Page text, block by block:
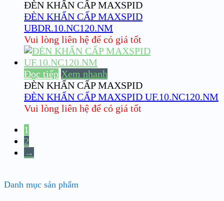
ĐÈN KHẨN CẤP MAXSPID
ĐÈN KHẨN CẤP MAXSPID
UBDR.10.NC120.NM
Vui lòng liên hệ để có giá tốt
Đọc tiếp Xem nhanh
ĐÈN KHẨN CẤP MAXSPID
ĐÈN KHẨN CẤP MAXSPID UF.10.NC120.NM
Vui lòng liên hệ để có giá tốt
1
2
→
Danh mục sản phẩm